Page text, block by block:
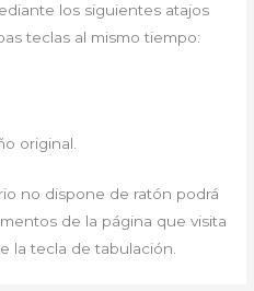
los siguientes atajos
teclas al mismo tiempo:
original.
no dispone de ratón podrá
de la página que visita
la tecla de tabulación.